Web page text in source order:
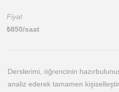
Fiyat
₺850/saat
Derslerimi, öğrencinin
analiz ederek tamamen